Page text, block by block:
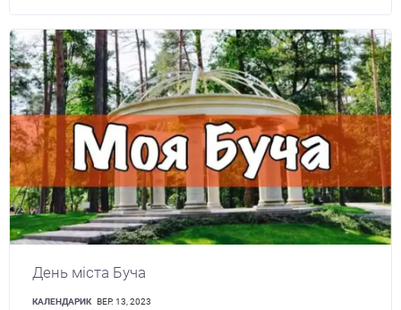
День міста Буча
КАЛЕНДАРИК ВЕР. 13, 2023